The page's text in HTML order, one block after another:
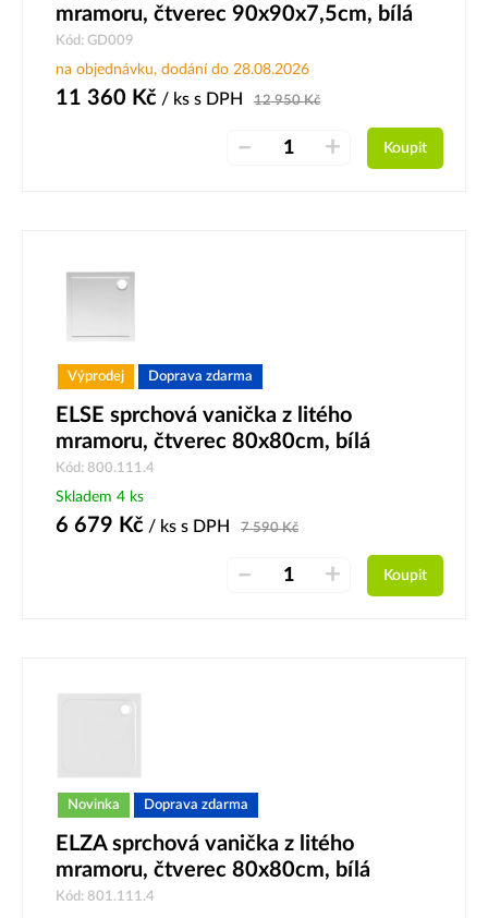
mramoru, čtverec 90x90x7,5cm, bílá
Kód: GD009
na objednávku, dodání do 28.08.2026
11 360 Kč / ks s DPH 12 950Kč
– + Koupit
Výprodej Doprava zdarma
ELSE sprchová vanička z litého
mramoru, čtverec 80x80cm, bílá
Kód: 800.111.4
Skladem 4 ks
6 679 Kč / ks s DPH 7 590Kč
– + Koupit
Novinka Doprava zdarma
ELZA sprchová vanička z litého
mramoru, čtverec 80x80cm, bílá
Kód: 801.111.4